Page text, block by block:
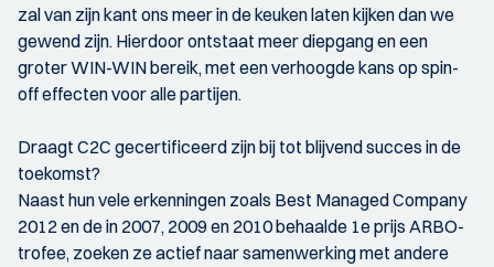
zal van zijn kant ons meer in de keuken laten kijken dan we
gewend zijn. Hierdoor ontstaat meer diepgang en een
groter WIN-WIN bereik, met een verhoogde kans op spin-
off effecten voor alle partijen.
Draagt C2C gecertificeerd zijn bij tot blijvend succes in de
toekomst?
Naast hun vele erkenningen zoals Best Managed Company
2012 en de in 2007, 2009 en 2010 behaalde 1e prijs ARBO-
trofee, zoeken ze actief naar samenwerking met andere